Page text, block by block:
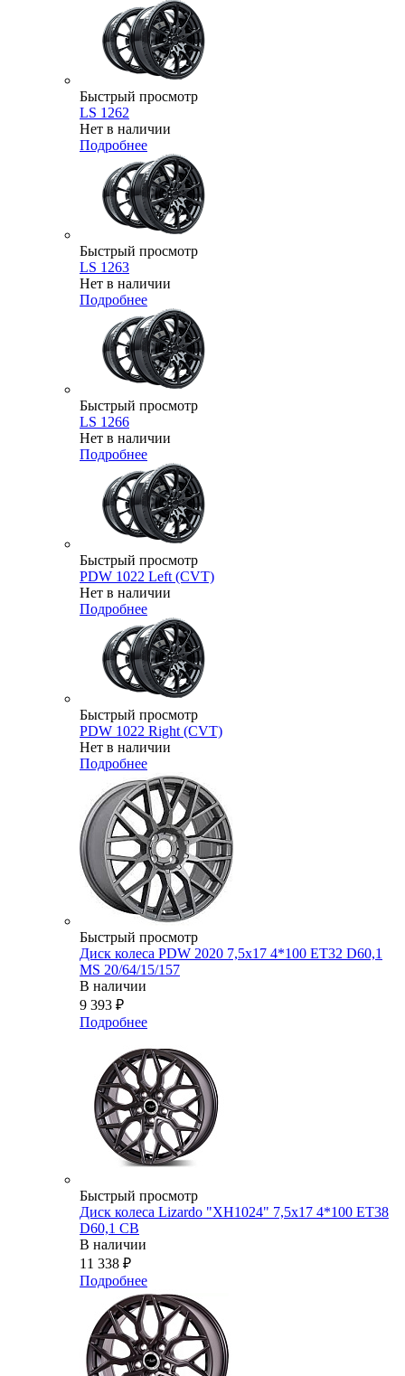
Быстрый просмотр
LS 1262
Нет в наличии
Подробнее
Быстрый просмотр
LS 1263
Нет в наличии
Подробнее
Быстрый просмотр
LS 1266
Нет в наличии
Подробнее
Быстрый просмотр
PDW 1022 Left (CVT)
Нет в наличии
Подробнее
Быстрый просмотр
PDW 1022 Right (CVT)
Нет в наличии
Подробнее
Быстрый просмотр
Диск колеса PDW 2020 7,5x17 4*100 ET32 D60,1
MS 20/64/15/157
В наличии
9 393 ₽
Подробнее
Быстрый просмотр
Диск колеса Lizardo "XH1024" 7,5х17 4*100 ET38
D60,1 CB
В наличии
11 338 ₽
Подробнее